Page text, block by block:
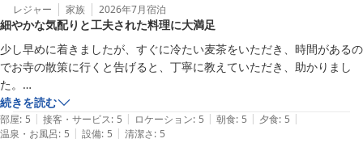
レジャー 家族 2026年7月宿泊
細やかな気配りと工夫された料理に大満足
少し早めに着きましたが、すぐに冷たい麦茶をいただき、時間があるの
でお寺の散策に行くと告げると、丁寧に教えていただき、助かりまし
た。
お風呂（家族風呂）から戻ると、靴下が片方ないので、脱衣所まで探し
に行こうと思った矢先、部屋まで「こちらのでは？」と届けてくれ、気
配り目配りが素晴らしかったです。
続きを読む
部屋: 5 | 接客・サービス: 5 | ロケーション: 5 | 朝食: 5 | 夕食: 5 |
温泉・お風呂: 5 | 設備: 5 | 清潔さ: 5